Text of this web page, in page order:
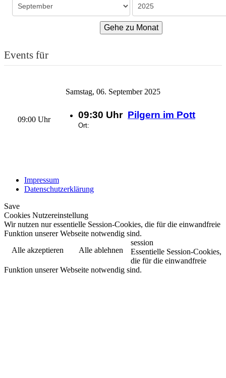
Gehe zu Monat
Events für
Samstag, 06. September 2025
09:00 Uhr 09:30 Uhr Pilgern im Pott
Ort:
Impressum
Datenschutzerklärung
Save
Cookies Nutzereinstellung
Wir nutzen nur essentielle Session-Cookies, die für die einwandfreie
Funktion unserer Webseite notwendig sind.
Alle akzeptieren
Alle ablehnen
session
Essentielle Session-Cookies,
die für die einwandfreie
Funktion unserer Webseite notwendig sind.